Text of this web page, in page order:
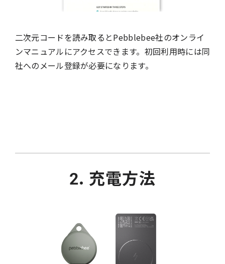
二次元コードを読み取るとPebblebee社のオンライ
ンマニュアルにアクセスできます。初回利用時には同
社へのメール登録が必要になります。
2. 充電方法